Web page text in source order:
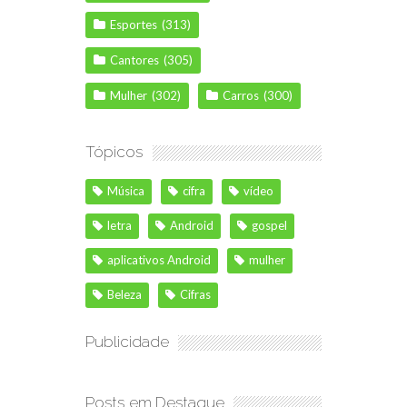
Esportes (313)
Cantores (305)
Mulher (302) Carros (300)
Tópicos
Música cifra vídeo
letra Android gospel
aplicativos Android mulher
Beleza Cifras
Publicidade
Posts em Destaque